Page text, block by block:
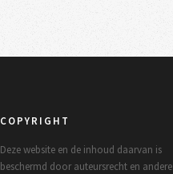
COPYRIGHT
Deze website en de inhoud daarvan is
beschermd door auteursrecht en andere